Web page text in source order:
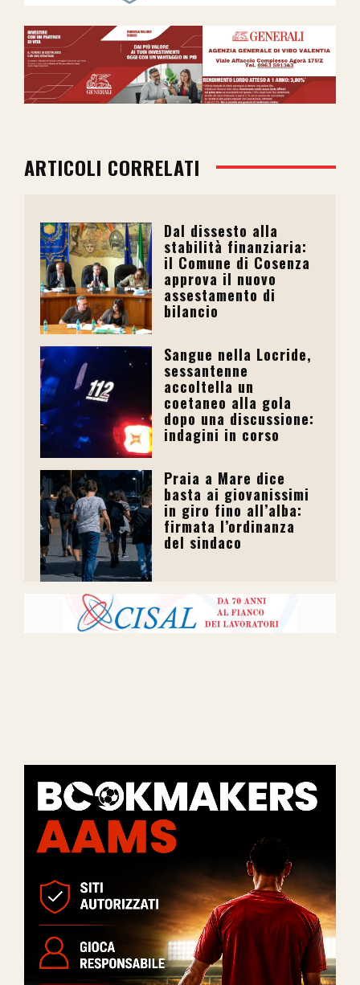
ARTICOLI CORRELATI
Dal dissesto alla
stabilità finanziaria:
il Comune di Cosenza
approva il nuovo
assestamento di
bilancio
Sangue nella Locride,
sessantenne
accoltella un
coetaneo alla gola
dopo una discussione:
indagini in corso
Praia a Mare dice
basta ai giovanissimi
in giro fino all’alba:
firmata l’ordinanza
del sindaco